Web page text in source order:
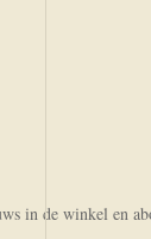
in de winkel en